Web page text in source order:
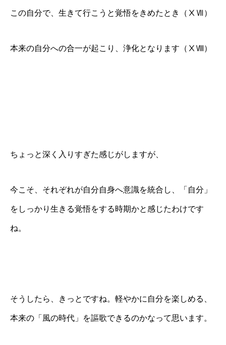
この自分で、生きて行こうと覚悟をきめたとき（ⅩⅦ）
本来の自分への合一が起こり、浄化となります（ⅩⅧ）
ちょっと深く入りすぎた感じがしますが、
今こそ、それぞれが自分自身へ意識を統合し、「自分」
をしっかり生きる覚悟をする時期かと感じたわけです
ね。
そうしたら、きっとですね。軽やかに自分を楽しめる、
本来の「風の時代」を謳歌できるのかなって思います。